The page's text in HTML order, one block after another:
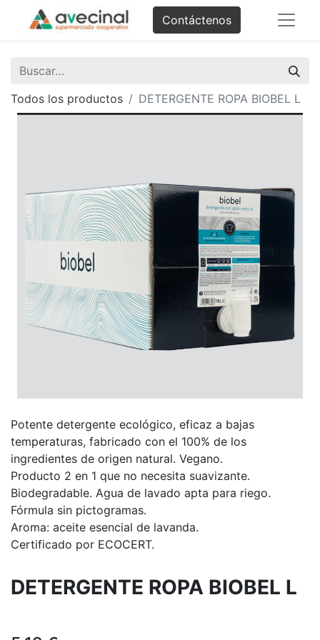
Contáctenos
Todos los productos DETERGENTE ROPA BIOBEL L
Potente detergente ecológico, eficaz a bajas
temperaturas, fabricado con el 100% de los
ingredientes de origen natural. Vegano.
Producto 2 en 1 que no necesita suavizante.
Biodegradable. Agua de lavado apta para riego.
Fórmula sin pictogramas.
Aroma: aceite esencial de lavanda.
Certificado por ECOCERT.
DETERGENTE ROPA BIOBEL L